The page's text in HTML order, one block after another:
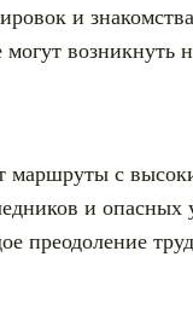
и
маршруты с
и
преодоление